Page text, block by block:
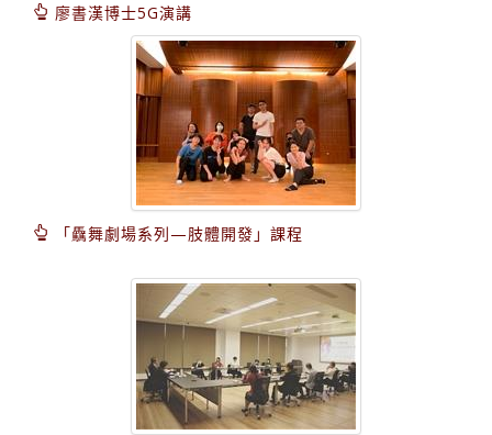
廖書漢博士5G演講
「驫舞劇場系列—肢體開發」課程